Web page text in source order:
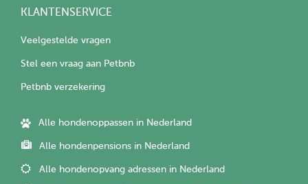
KLANTENSERVICE
Veelgestelde vragen
Stel een vraag aan Petbnb
Petbnb verzekering
Alle hondenoppassen in Nederland
Alle hondenpensions in Nederland
Alle hondenopvang adressen in Nederland